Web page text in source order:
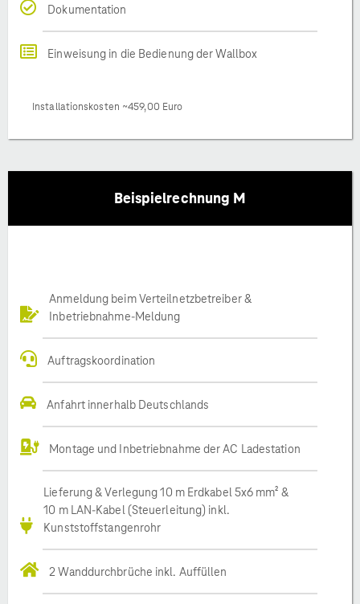
Dokumentation
Einweisung in die Bedienung der Wallbox
Installationskosten ~459,00 Euro
Beispielrechnung M
Anmeldung beim Verteilnetzbetreiber &
Inbetriebnahme-Meldung
Auftragskoordination
Anfahrt innerhalb Deutschlands
Montage und Inbetriebnahme der AC Ladestation
Lieferung & Verlegung 10 m Erdkabel 5x6 mm² &
10 m LAN-Kabel (Steuerleitung) inkl.
Kunststoffstangenrohr
2 Wanddurchbrüche inkl. Auffüllen